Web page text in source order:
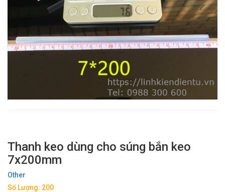
Thanh keo dùng cho súng bắn keo
7x200mm
Other
Số Lượng: 200